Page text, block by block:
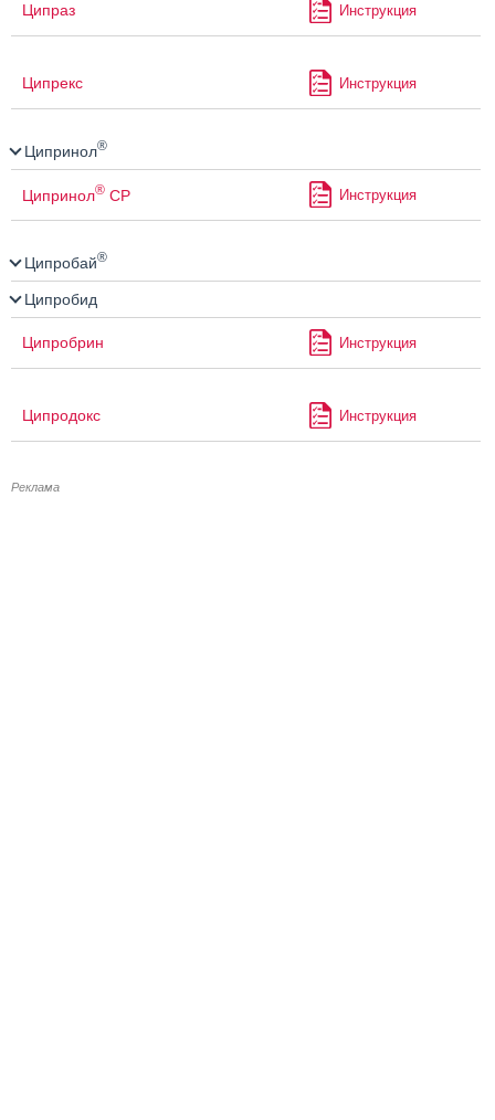
Ципраз Инструкция
Ципрекс Инструкция
Ципринол®
Ципринол® СР Инструкция
Ципробай®
Ципробид
Ципробрин Инструкция
Ципродокс Инструкция
Реклама